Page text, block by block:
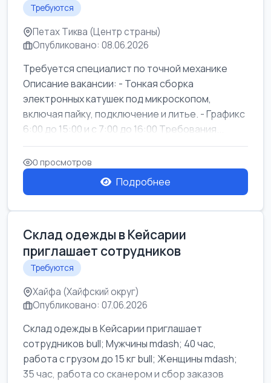
Требуются
Петах Тиква (Центр страны)
Опубликовано: 08.06.2026
Требуется специалист по точной механике
Описание вакансии: - Тонкая сборка
электронных катушек под микроскопом,
включая пайку, подключение и литье. - Графикс
6:00 до 15:00 и с 7:00 до 16:00 Требования...
0 просмотров
Подробнее
Склад одежды в Кейсарии
приглашает сотрудников
Требуются
Хайфа (Хайфский округ)
Опубликовано: 07.06.2026
Склад одежды в Кейсарии приглашает
сотрудников bull; Мужчины mdash; 40 час,
работа с грузом до 15 кг bull; Женщины mdash;
35 час, работа со сканером и сбор заказов